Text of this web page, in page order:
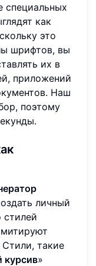
специальных
как
это
шрифтов, вы
их в
приложений
Наш
поэтому
личный
стилей
такие
курсив»